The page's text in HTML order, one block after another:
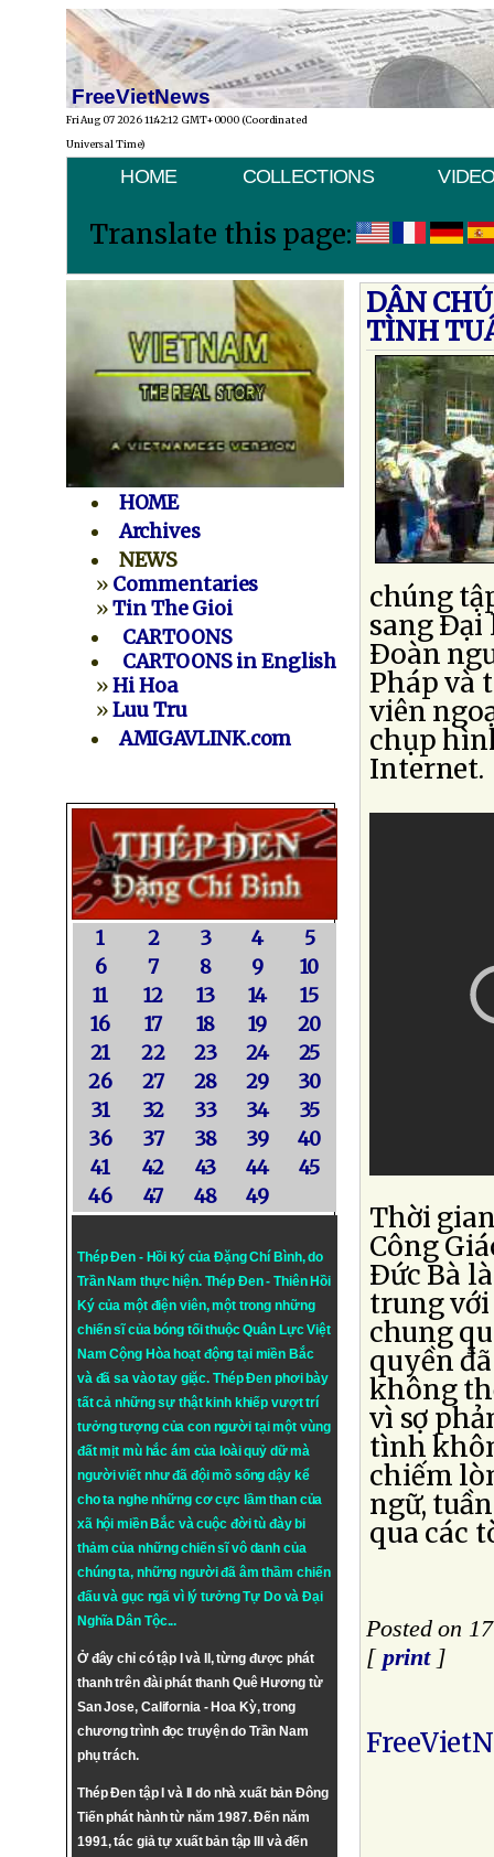
FreeVietNews
Fri Aug 07 2026 11:42:12 GMT+0000 (Coordinated
Universal Time)
HOME COLLECTIONS
Translate this page:
HOME
Archives
NEWS
» Commentaries
»Tin The Gioi
CARTOONS
CARTOONS in English
»Hi Hoa
»Luu Tru
AMIGAVLINK.com
1 2 3 4
5
6
7 8 9
10
11
12 13 14
15
16
17 18 19
20
21
22 23 24
25
26
27 28 29
30
31
32 33 34
35
36
37 38 39
40
41
42 43 44
45
46
47 48 49
Thép Đen - Hồi ký của Đặng Chí Bình, do
Trần Nam thực hiện. Thép Đen- Thiên Hồi
Ký của một điện viên, một trong những
chiến sĩ của bóng tối thuộc Quân Lực Việt
Nam Cộng Hòa hoạt động tại miền Bắc
và đã sa vào tay giặc. Thép Đen phơi bày
tất cả những sự thật kinh khiếp vượt trí
tưởng tượng của con người tại một vùng
đất mịt mù hắc ám của loài quỷ dữ mà
người viết như đã đội mồ sống dậy kể
cho ta nghe những cơ cực lầm than của
xã hội miền Bắc và cuộc đời tù đày bi
thảm của những chiến sĩ vô danh của
chúng ta, những người đã âm thầm chiến
đấu và gục ngã vì lý tưởngTự DovàĐại
Nghĩa Dân Tộc...
Ở đây chỉ có tập I và II, từng được phát
thanh trên đài phát thanh Quê Hương từ
San Jose, California - Hoa Kỳ, trong
chương trình đọc truyện do Trần Nam
phụ trách.
Thép Đen tập I và II do nhà xuất bản Đông
Tiến phát hành từ năm 1987. Đến năm
1991, tác giả tự xuất bản tập III và đến
DÂN
TÌNH
chúng
sang Ðại
Ðoàn
Pháp và
viên
chụp
Internet.
Thời
Công
Ðức Bà
trung với
chung
quyền
không
vì sợ
tình
chiếm
ngữ,
qua các
Posted on
[ print]